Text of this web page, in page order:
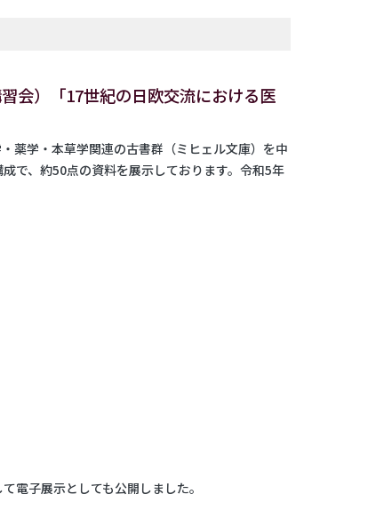
会）「17世紀の日欧交流における医
薬学・本草学関連の古書群（ミヒェル文庫）を中
で、約50点の資料を展示しております。令和5年
電子展示としても公開しました。